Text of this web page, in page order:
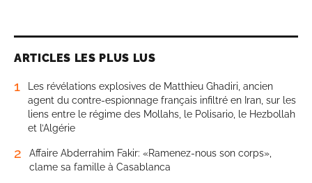
ARTICLES LES PLUS LUS
1
Les révélations explosives de Matthieu Ghadiri, ancien
agent du contre-espionnage français infiltré en Iran, sur les
liens entre le régime des Mollahs, le Polisario, le Hezbollah
et l’Algérie
2
Affaire Abderrahim Fakir: «Ramenez-nous son corps»,
clame sa famille à Casablanca